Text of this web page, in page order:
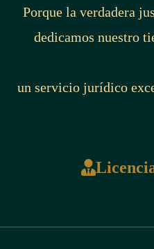
ARTÍCULO 8
públicas diferenciadas a
Porque la verdadera
dedicamos nuestro
un servicio jurídico